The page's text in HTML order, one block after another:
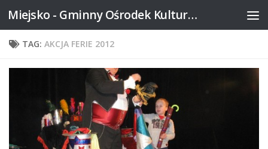
Skip to content Miejsko - Gminny Ośrodek Kultury w Mikstacie
TAG: AKCJA FERIE 2012